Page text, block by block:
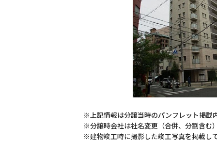
※上記情報は分譲当時のパンフレット掲載
※分譲時会社は社名変更（合併、分割含む
※建物竣工時に撮影した竣工写真を掲載し